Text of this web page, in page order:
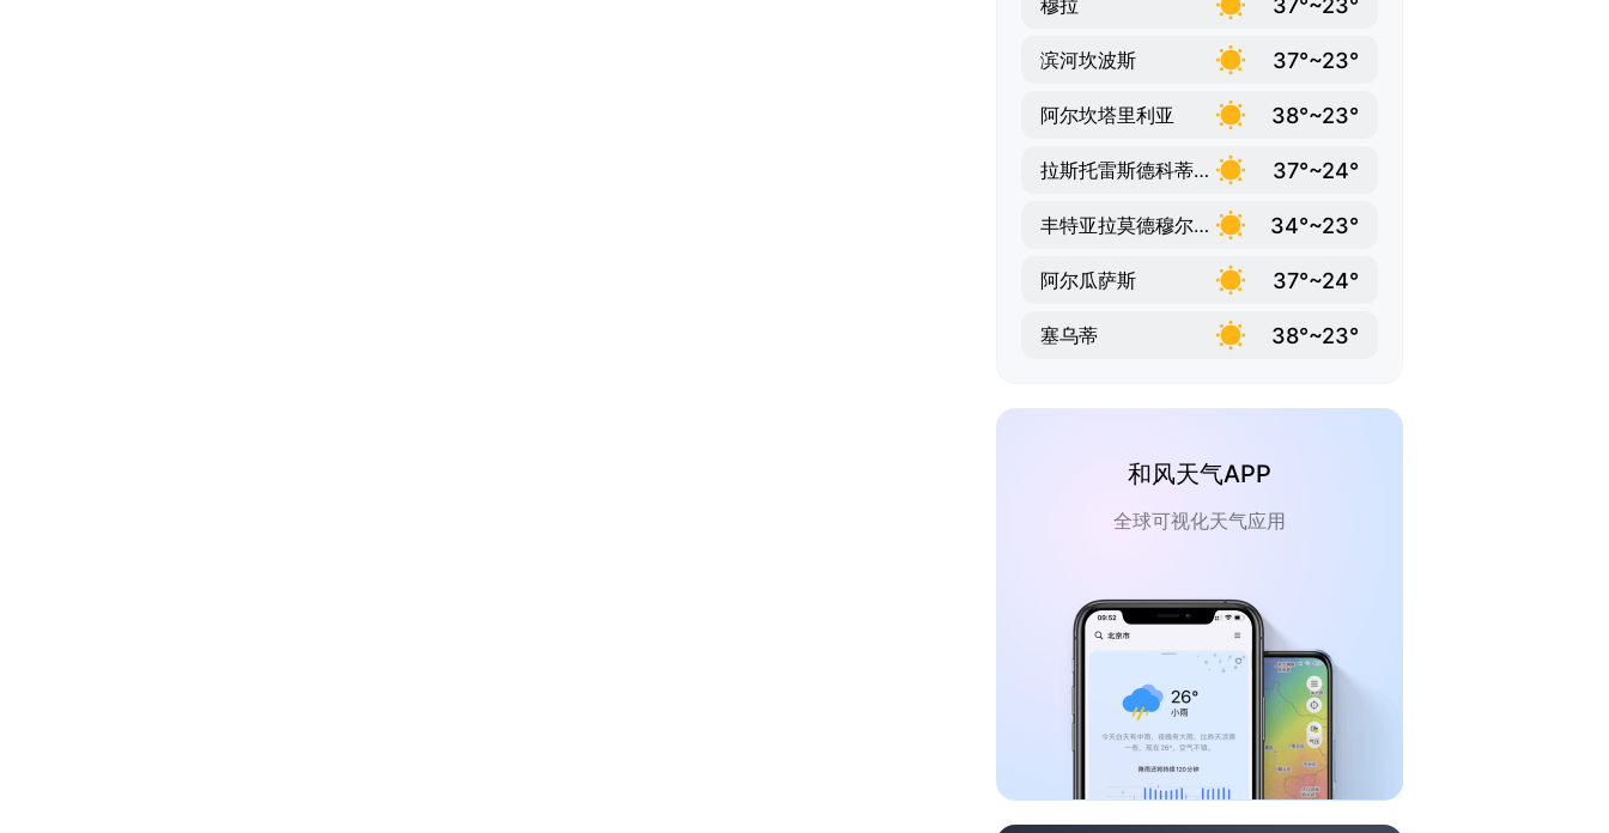
穆拉
滨河坎波斯 37°~23°
阿尔坎塔里利亚 38°~23°
拉斯托雷斯德科蒂利亚斯 37°~24°
丰特亚拉莫德穆尔西亚 34°~23°
阿尔瓜萨斯 37°~24°
塞乌蒂 38°~23°
和风天气APP
全球可视化天气应用